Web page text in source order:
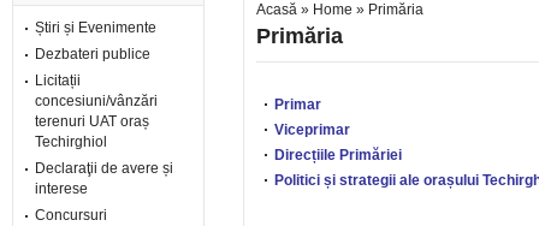
Știri și Evenimente
Dezbateri publice
Licitații
concesiuni/vânzări
terenuri UAT oraș
Techirghiol
Declaraţii de avere și
interese
Concursuri
Acasă » Home » Primăria
Primăria
Primar
Viceprimar
Direcțiile Primăriei
Politici și strategii ale orașului